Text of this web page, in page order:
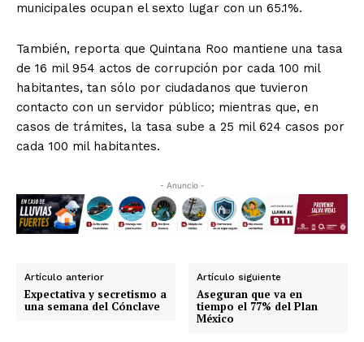
municipales ocupan el sexto lugar con un 65.1%.
También, reporta que Quintana Roo mantiene una tasa
de 16 mil 954 actos de corrupción por cada 100 mil
habitantes, tan sólo por ciudadanos que tuvieron
contacto con un servidor público; mientras que, en
casos de trámites, la tasa sube a 25 mil 624 casos por
cada 100 mil habitantes.
- Anuncio -
Artículo anterior
Expectativa y secretismo a
una semana del Cónclave
Artículo siguiente
Aseguran que va en
tiempo el 77% del Plan
México